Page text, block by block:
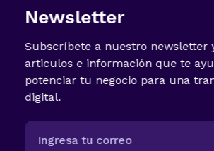
Newsletter
Subscríbete a nuestro newsletter
articulos e información que te
potenciar tu negocio para una
digital.